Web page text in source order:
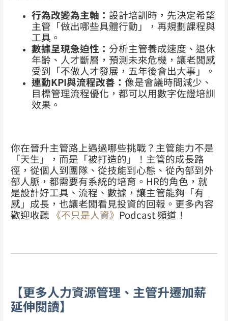
行為改變為主軸： 設計培訓時，先決定希望
主管「做出哪些具體行動」，再規劃課程與
工具。
數據呈現急迫性： 分析主管養成速度、退休
年齡、人才斷層，預測未來危機，讓老闆感
受到「不做人才發展，五年後會出大事」。
連動KPI與流程改善：像是會議時間減少、
目標管理流程優化，都可以用數字佐證培訓
效果。
你在晉升主管路上遇過哪些挑戰？主管能力不是
「天生」，而是「被打造的」！主管的成長路
徑，從個人到團隊、從技能到心態、從內部到外
部人脈，都需要有系統的培育。HR的角色，就
是設計好工具、流程、數據，讓主管能夠「有
感」成長，也讓老闆看見投資的回報。 更多內容
歡迎收聽 《不只是人資》 Podcast 頻道！
【更多人力資源管理、主管升遷加薪
延伸閱讀】